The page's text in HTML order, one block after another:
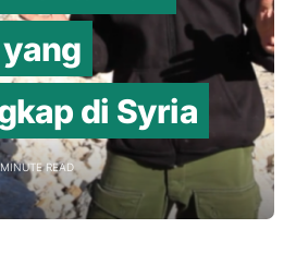
di Syria
READ